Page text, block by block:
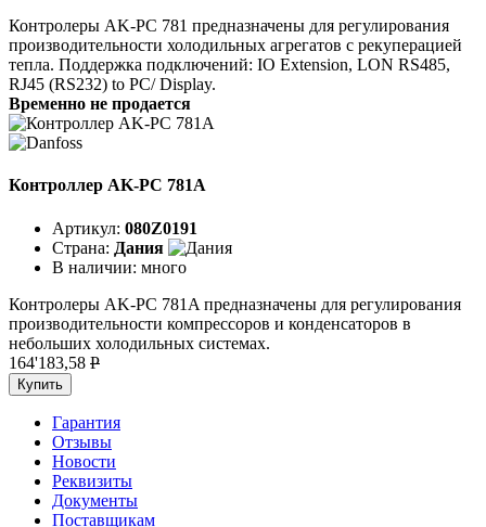
Контролеры AK-PC 781 предназначены для регулирования
производительности холодильных агрегатов с рекуперацией
тепла. Поддержка подключений: IO Extension, LON RS485,
RJ45 (RS232) to PC/ Display.
Временно не продается
Контроллер AK-PC 781A
Артикул: 080Z0191
Страна: Дания
В наличии: много
Контролеры AK-PC 781A предназначены для регулирования
производительности компрессоров и конденсаторов в
небольших холодильных системах.
164'183,58 P
Купить
Гарантия
Отзывы
Новости
Реквизиты
Документы
Поставщикам